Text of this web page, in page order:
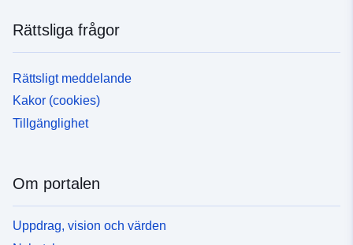
Rättsliga frågor
Rättsligt meddelande
Kakor (cookies)
Tillgänglighet
Om portalen
Uppdrag, vision och värden